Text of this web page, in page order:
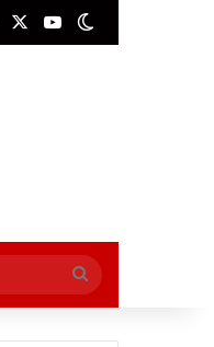
FacebookYouTube
এখানে
খুঁজুন